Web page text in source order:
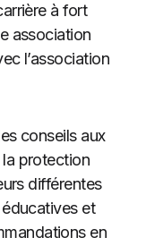
à fort
association
l’association
conseils aux
protection
différentes
et
en